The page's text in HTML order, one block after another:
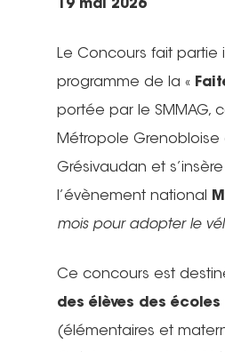
19 mai 2026
Le Concours fait partie
programme de la «
portée par le SMMAG,
Métropole Grenobloise
Grésivaudan et
l’évènement national
mois pour adopter le
Ce concours est
des élèves des
(élémentaires et